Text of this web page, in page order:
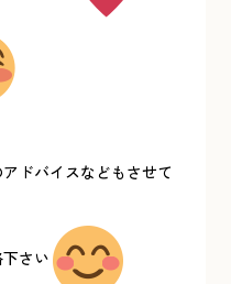
ドバイスなどもさせて
さい